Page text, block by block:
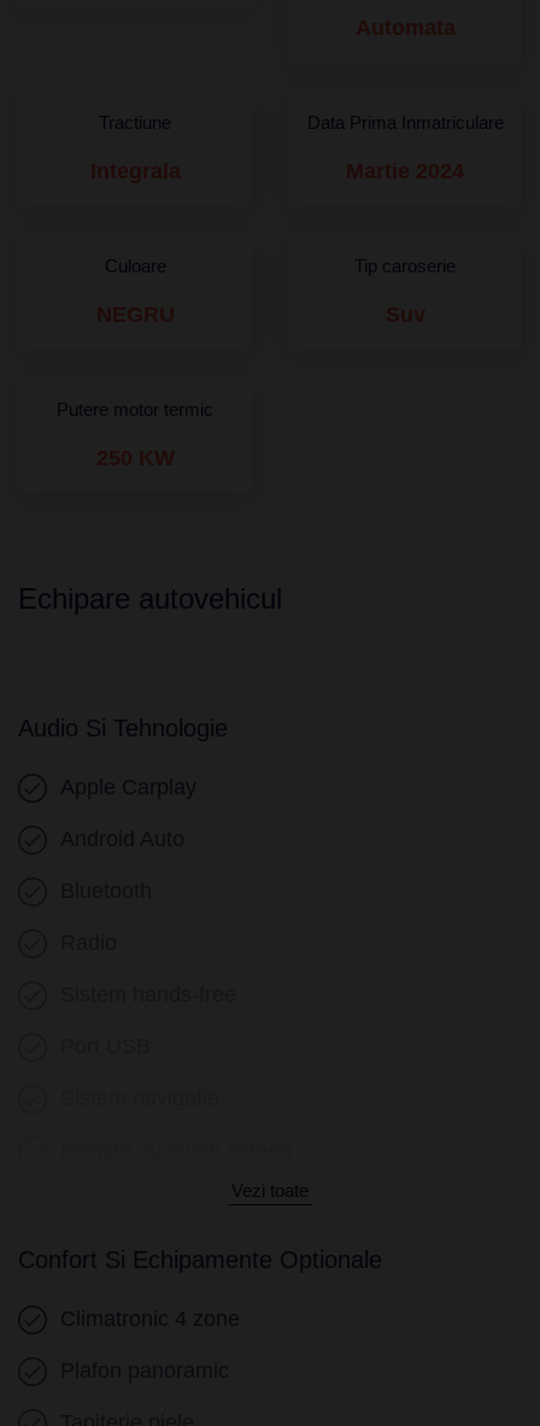
Automata
Tractiune
Integrala
Data Prima Inmatriculare
Martie 2024
Culoare
NEGRU
Tip caroserie
Suv
Putere motor termic
250 KW
Echipare autovehicul
Audio Si Tehnologie
Apple Carplay
Vezi toate
Confort Si Echipamente Optionale
Climatronic 4 zone